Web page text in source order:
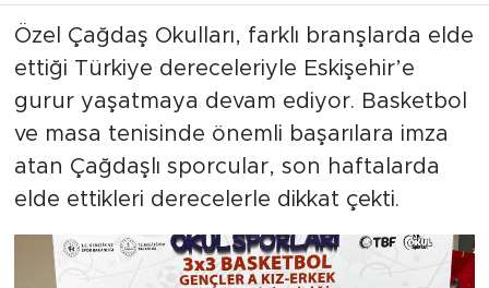
Özel Çağdaş Okulları, farklı branşlarda elde
ettiği Türkiye dereceleriyle Eskişehir’e
gurur yaşatmaya devam ediyor. Basketbol
ve masa tenisinde önemli başarılara imza
atan Çağdaşlı sporcular, son haftalarda
elde ettikleri derecelerle dikkat çekti.